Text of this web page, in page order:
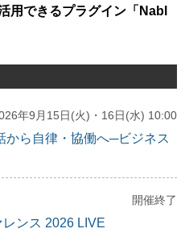
用できるプラグイン「Nabl
年9月15日(火)・16日(水) 10:00
から自律・協働へ─ビジネス
開催終了
ンス 2026 LIVE